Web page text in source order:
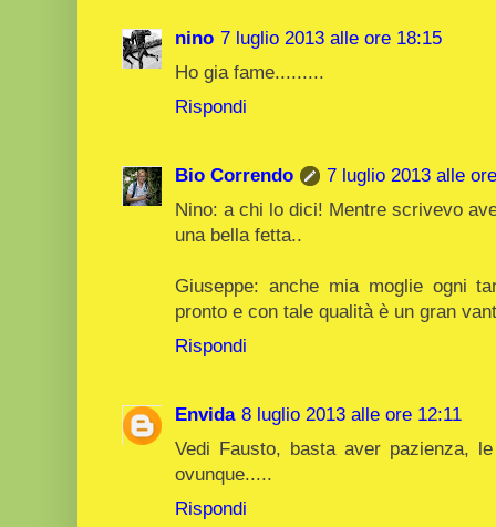
nino 7 luglio 2013 alle ore 18:15
Ho gia fame.........
Rispondi
Bio Correndo
7 luglio 2013 alle
Nino: a chi lo dici! Mentre scrivevo
una bella fetta..
Giuseppe: anche mia moglie ogni
pronto e con tale qualità è un gran
Rispondi
Envida 8 luglio 2013 alle ore 12:11
Vedi Fausto, basta aver pazienza,
ovunque.....
Rispondi